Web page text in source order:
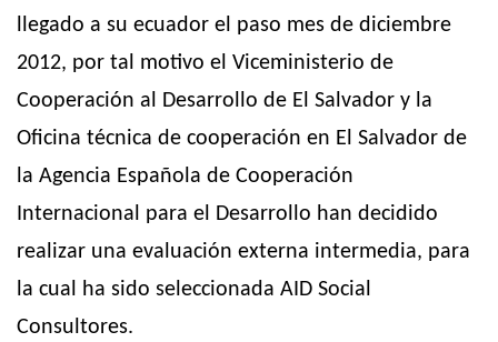
llegado a su ecuador el paso mes de diciembre
2012, por tal motivo el Viceministerio de
Cooperación al Desarrollo de El Salvador y la
Oficina técnica de cooperación en El Salvador de
la Agencia Española de Cooperación
Internacional para el Desarrollo han decidido
realizar una evaluación externa intermedia, para
la cual ha sido seleccionada AID Social
Consultores.